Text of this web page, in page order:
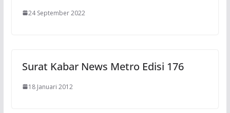
24 September 2022
Surat Kabar News Metro Edisi 176
18 Januari 2012